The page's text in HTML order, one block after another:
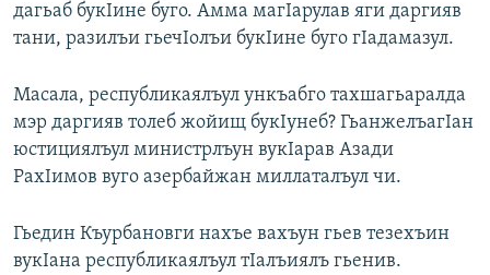
дагьаб букIине буго. Амма магIарулав яги даргияв
тани, разилъи гьечIолъи букIине буго гIадамазул.
Масала, республикаялъул ункъабго тахшагьаралда
мэр даргияв толеб жойищ букIунеб? ГьанжелъагIан
юстициялъул министрлъун вукIарав Азади
РахIимов вуго азербайжан миллаталъул чи.
Гьедин Къурбановги нахъе вахъун гьев тезехъин
вукIана республикаялъул тIалъиялъ гьенив.